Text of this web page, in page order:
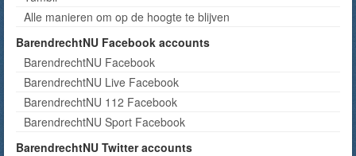
Alle manieren om op de hoogte te blijven
BarendrechtNU Facebook accounts
BarendrechtNU Facebook
BarendrechtNU Live Facebook
BarendrechtNU 112 Facebook
BarendrechtNU Sport Facebook
BarendrechtNU Twitter accounts